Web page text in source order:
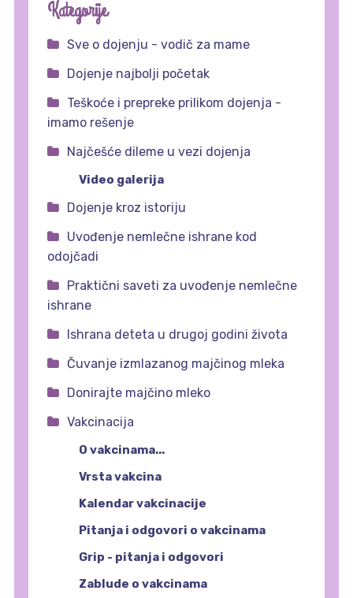
Kategorije
Sve o dojenju - vodič za mame
Dojenje najbolji početak
Teškoće i prepreke prilikom dojenja -
imamo rešenje
Najčešće dileme u vezi dojenja
Video galerija
Dojenje kroz istoriju
Uvođenje nemlečne ishrane kod
odojčadi
Praktični saveti za uvođenje nemlečne
ishrane
Ishrana deteta u drugoj godini života
Čuvanje izmlazanog majčinog mleka
Donirajte majčino mleko
Vakcinacija
O vakcinama...
Vrsta vakcina
Kalendar vakcinacije
Pitanja i odgovori o vakcinama
Grip - pitanja i odgovori
Zablude o vakcinama